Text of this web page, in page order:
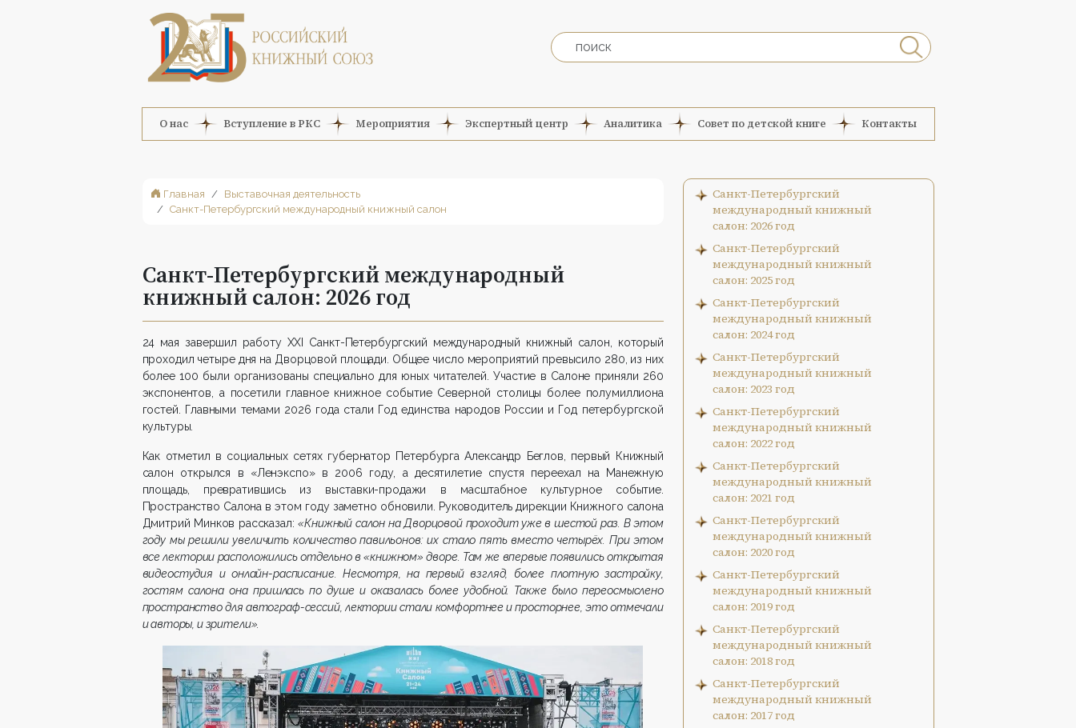
О нас Вступление в РКС Мероприятия Экспертный центр Аналитика Совет по детской книге Контакты
Главная
Выставочная деятельность
Санкт-Петербургский международный книжный салон
Санкт-Петербургский международный
книжный салон: 2026 год
24 мая завершил работу XXI Санкт-Петербургский международный книжный салон, который
проходил четыре дня на Дворцовой площади. Общее число мероприятий превысило 280, из них
более 100 были организованы специально для юных читателей. Участие в Салоне приняли 260
экспонентов, а посетили главное книжное событие Северной столицы более полумиллиона
гостей. Главными темами 2026 года стали Год единства народов России и Год петербургской
культуры.
Как отметил в социальных сетях губернатор Петербурга Александр Беглов, первый Книжный
салон открылся в «Ленэкспо» в 2006 году, а десятилетие спустя переехал на Манежную
площадь, превратившись из выставки-продажи в масштабное культурное событие.
Пространство Салона в этом году заметно обновили. Руководитель дирекции Книжного салона
Дмитрий Минков рассказал:«Книжный салон на Дворцовой проходит уже в шестой раз. В этом
году мы решили увеличить количество павильонов: их стало пять вместо четырёх. При этом
все лектории расположились отдельно в «книжном» дворе. Там же впервые появились открытая
видеостудия и онлайн-расписание. Несмотря, на первый взгляд, более плотную застройку,
гостям салона она пришлась по душе и оказалась более удобной. Также было переосмыслено
пространство для автограф-сессий, лектории стали комфортнее и просторнее, это отмечали
и авторы, и зрители».
Санкт-Петербургский
международный книжный
салон: 2026 год
Санкт-Петербургский
международный книжный
салон: 2025 год
Санкт-Петербургский
международный книжный
салон: 2024 год
Санкт-Петербургский
международный книжный
салон: 2023 год
Санкт-Петербургский
международный книжный
салон: 2022 год
Санкт-Петербургский
международный книжный
салон: 2021 год
Санкт-Петербургский
международный книжный
салон: 2020 год
Санкт-Петербургский
международный книжный
салон: 2019 год
Санкт-Петербургский
международный книжный
салон: 2018 год
Санкт-Петербургский
международный книжный
салон: 2017 год